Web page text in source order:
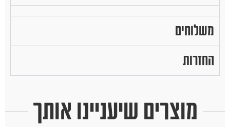
משלוחים
החזרות
מוצרים שיעניינו אותך